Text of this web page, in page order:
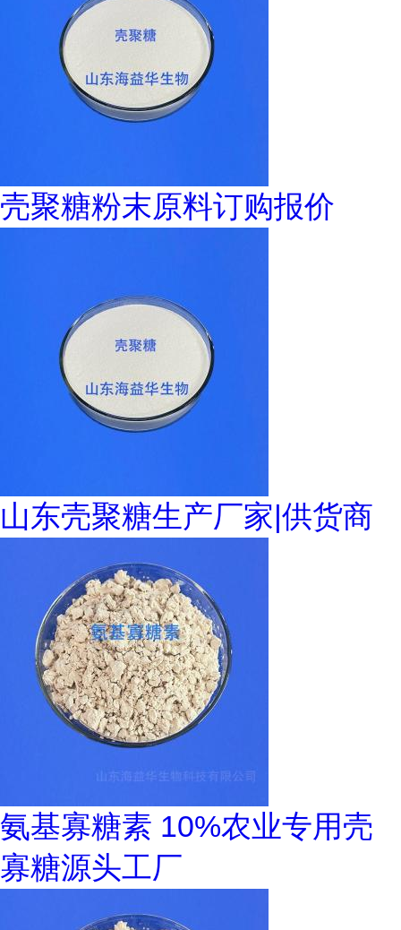
壳聚糖粉末原料订购报价
山东壳聚糖生产厂家|供货商
氨基寡糖素 10%农业专用壳
寡糖源头工厂